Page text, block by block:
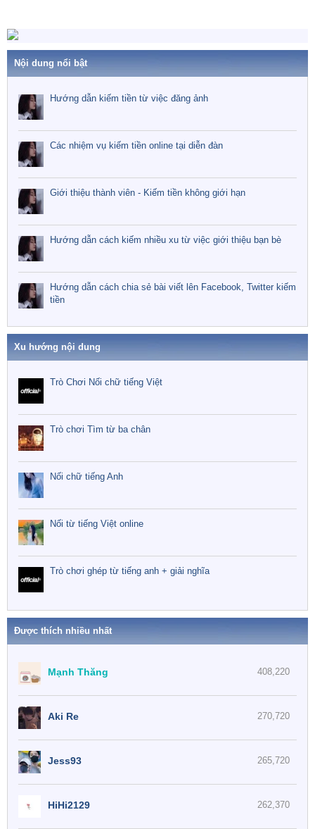
Nội dung nổi bật
Hướng dẫn kiếm tiền từ việc đăng ảnh
Các nhiệm vụ kiếm tiền online tại diễn đàn
Giới thiệu thành viên - Kiếm tiền không giới hạn
Hướng dẫn cách kiếm nhiều xu từ việc giới thiệu bạn bè
Hướng dẫn cách chia sẻ bài viết lên Facebook, Twitter kiếm
tiền
Xu hướng nội dung
Trò Chơi Nối chữ tiếng Việt
Trò chơi Tìm từ ba chân
Nối chữ tiếng Anh
Nối từ tiếng Việt online
Trò chơi ghép từ tiếng anh + giải nghĩa
Được thích nhiều nhất
408,220
Mạnh Thăng
270,720
Aki Re
265,720
Jess93
262,370
HiHi2129